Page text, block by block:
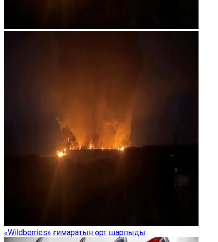
«Wildberries» ғимаратын өрт шарпыды